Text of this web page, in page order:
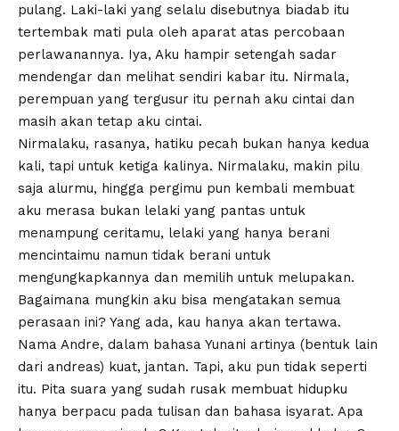
pulang. Laki-laki yang selalu disebutnya biadab itu
tertembak mati pula oleh aparat atas percobaan
perlawanannya. Iya, Aku hampir setengah sadar
mendengar dan melihat sendiri kabar itu. Nirmala,
perempuan yang tergusur itu pernah aku cintai dan
masih akan tetap aku cintai.
Nirmalaku, rasanya, hatiku pecah bukan hanya kedua
kali, tapi untuk ketiga kalinya. Nirmalaku, makin pilu
saja alurmu, hingga pergimu pun kembali membuat
aku merasa bukan lelaki yang pantas untuk
menampung ceritamu, lelaki yang hanya berani
mencintaimu namun tidak berani untuk
mengungkapkannya dan memilih untuk melupakan.
Bagaimana mungkin aku bisa mengatakan semua
perasaan ini? Yang ada, kau hanya akan tertawa.
Nama Andre, dalam bahasa Yunani artinya (bentuk lain
dari andreas) kuat, jantan. Tapi, aku pun tidak seperti
itu. Pita suara yang sudah rusak membuat hidupku
hanya berpacu pada tulisan dan bahasa isyarat. Apa